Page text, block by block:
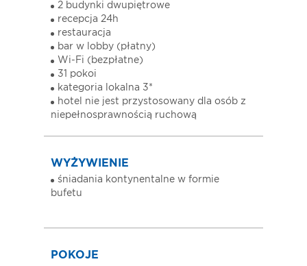
2 budynki dwupiętrowe
recepcja 24h
restauracja
bar w lobby (płatny)
Wi-Fi (bezpłatne)
31 pokoi
kategoria lokalna 3*
hotel nie jest przystosowany dla osób z
niepełnosprawnością ruchową
WYŻYWIENIE
śniadania kontynentalne w formie
bufetu
POKOJE